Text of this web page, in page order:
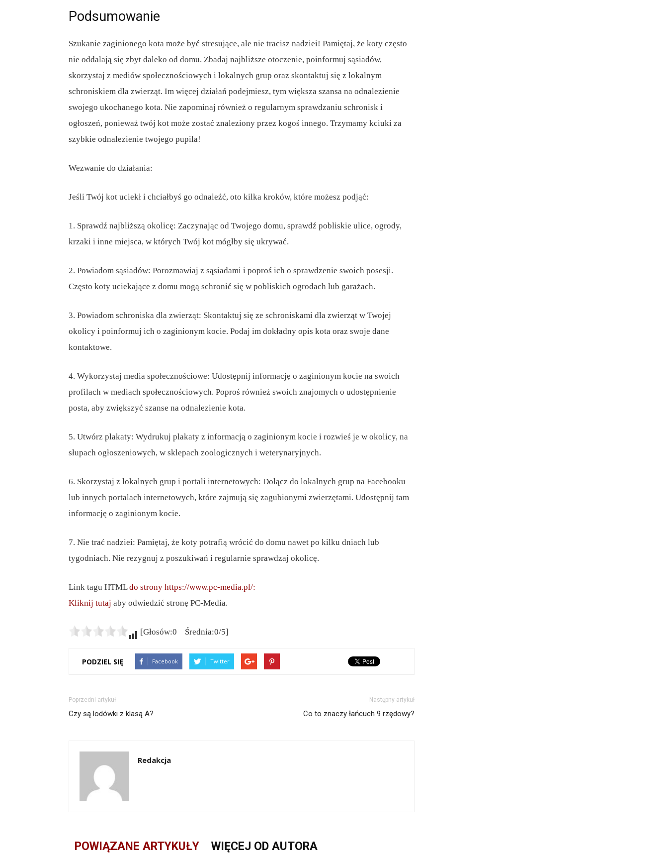
Podsumowanie
Szukanie zaginionego kota może być stresujące, ale nie tracisz nadziei! Pamiętaj, że koty często
nie oddalają się zbyt daleko od domu. Zbadaj najbliższe otoczenie, poinformuj sąsiadów,
skorzystaj z mediów społecznościowych i lokalnych grup oraz skontaktuj się z lokalnym
schroniskiem dla zwierząt. Im więcej działań podejmiesz, tym większa szansa na odnalezienie
swojego ukochanego kota. Nie zapominaj również o regularnym sprawdzaniu schronisk i
ogłoszeń, ponieważ twój kot może zostać znaleziony przez kogoś innego. Trzymamy kciuki za
szybkie odnalezienie twojego pupila!
Wezwanie do działania:
Jeśli Twój kot uciekł i chciałbyś go odnaleźć, oto kilka kroków, które możesz podjąć:
1. Sprawdź najbliższą okolicę: Zaczynając od Twojego domu, sprawdź pobliskie ulice, ogrody,
krzaki i inne miejsca, w których Twój kot mógłby się ukrywać.
2. Powiadom sąsiadów: Porozmawiaj z sąsiadami i poproś ich o sprawdzenie swoich posesji.
Często koty uciekające z domu mogą schronić się w pobliskich ogrodach lub garażach.
3. Powiadom schroniska dla zwierząt: Skontaktuj się ze schroniskami dla zwierząt w Twojej
okolicy i poinformuj ich o zaginionym kocie. Podaj im dokładny opis kota oraz swoje dane
kontaktowe.
4. Wykorzystaj media społecznościowe: Udostępnij informację o zaginionym kocie na swoich
profilach w mediach społecznościowych. Poproś również swoich znajomych o udostępnienie
posta, aby zwiększyć szanse na odnalezienie kota.
5. Utwórz plakaty: Wydrukuj plakaty z informacją o zaginionym kocie i rozwieś je w okolicy, na
słupach ogłoszeniowych, w sklepach zoologicznych i weterynaryjnych.
6. Skorzystaj z lokalnych grup i portali internetowych: Dołącz do lokalnych grup na Facebooku
lub innych portalach internetowych, które zajmują się zagubionymi zwierzętami. Udostępnij tam
informację o zaginionym kocie.
7. Nie trać nadziei: Pamiętaj, że koty potrafią wrócić do domu nawet po kilku dniach lub
tygodniach. Nie rezygnuj z poszukiwań i regularnie sprawdzaj okolicę.
Link tagu HTMLdo strony https://www.pc-media.pl/:
Kliknij tutaj aby odwiedzić stronę PC-Media.
[Głosów:0 Średnia:0/5]
PODZIEL SIĘ Facebook Twitter
Poprzedni artykuł
Czy są lodówki z klasą A?
Następny artykuł
Co to znaczy łańcuch 9 rzędowy?
Redakcja
POWIĄZANE ARTYKUŁY WIĘCEJ OD AUTORA